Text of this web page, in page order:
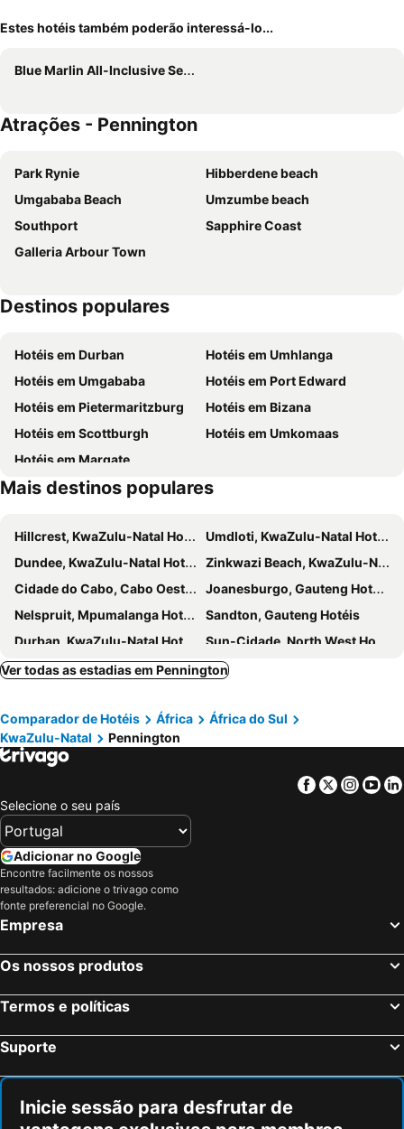
Estes hotéis também poderão interessá-lo...
Blue Marlin All-Inclusive Seascape by Dream Resorts
Atrações - Pennington
Park Rynie
Hibberdene beach
Umgababa Beach
Umzumbe beach
Southport
Sapphire Coast
Galleria Arbour Town
Destinos populares
Hotéis em Durban
Hotéis em Umhlanga
Hotéis em Umgababa
Hotéis em Port Edward
Hotéis em Pietermaritzburg
Hotéis em Bizana
Hotéis em Scottburgh
Hotéis em Umkomaas
Hotéis em Margate
Mais destinos populares
Hillcrest, KwaZulu-Natal Hotéis
Umdloti, KwaZulu-Natal Hotéis
Dundee, KwaZulu-Natal Hotéis
Zinkwazi Beach, KwaZulu-Natal Hotéis
Cidade do Cabo, Cabo Oeste Hotéis
Joanesburgo, Gauteng Hotéis
Nelspruit, Mpumalanga Hotéis
Sandton, Gauteng Hotéis
Durban, KwaZulu-Natal Hotéis
Sun-Cidade, North West Hotéis
Pretoria, Gauteng Hotéis
Pilanesberg National Park, North West Hotéis
Ver todas as estadias em Pennington
Comparador de Hotéis África
África do Sul
KwaZulu-Natal
Pennington
Facebook
Twitter
Selecione o seu país
Adicionar no Google
Encontre facilmente os nossos
resultados: adicione o trivago como
fonte preferencial no Google.
Empresa
Os nossos produtos
Termos e políticas
Suporte
Inicie sessão para desfrutar de